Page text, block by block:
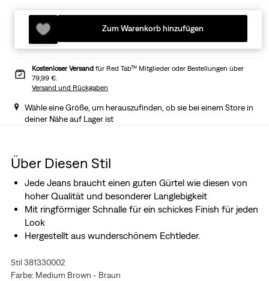
Zum Warenkorb hinzufügen
Kostenloser Versand für Red Tab™ Mitglieder oder Bestellungen über
79,99 €.
Versand und Rückgaben
Wähle eine Größe, um herauszufinden, ob sie bei einem Store in
deiner Nähe auf Lager ist
Über Diesen Stil
Jede Jeans braucht einen guten Gürtel wie diesen von
hoher Qualität und besonderer Langlebigkeit
Mit ringförmiger Schnalle für ein schickes Finish für jeden
Look
Hergestellt aus wunderschönem Echtleder.
Stil 381330002
Farbe: Medium Brown - Braun